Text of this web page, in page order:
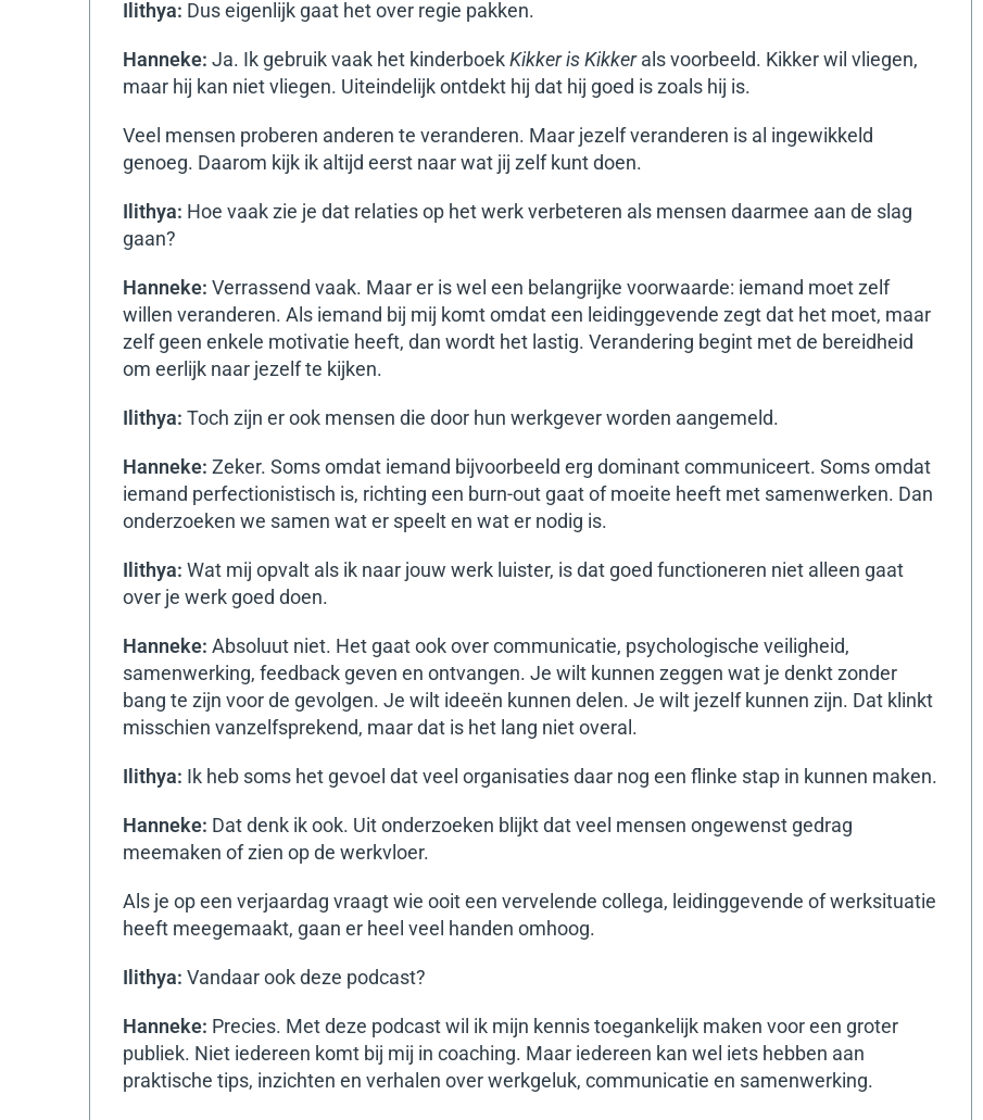
Ilithya: Dus eigenlijk gaat het over regie pakken.
Hanneke: Ja. Ik gebruik vaak het kinderboekKikker is Kikkerals voorbeeld. Kikker wil vliegen,
maar hij kan niet vliegen. Uiteindelijk ontdekt hij dat hij goed is zoals hij is.
Veel mensen proberen anderen te veranderen. Maar jezelf veranderen is al ingewikkeld
genoeg. Daarom kijk ik altijd eerst naar wat jij zelf kunt doen.
Ilithya: Hoe vaak zie je dat relaties op het werk verbeteren als mensen daarmee aan de slag
gaan?
Hanneke: Verrassend vaak. Maar er is wel een belangrijke voorwaarde: iemand moet zelf
willen veranderen. Als iemand bij mij komt omdat een leidinggevende zegt dat het moet, maar
zelf geen enkele motivatie heeft, dan wordt het lastig. Verandering begint met de bereidheid
om eerlijk naar jezelf te kijken.
Ilithya: Toch zijn er ook mensen die door hun werkgever worden aangemeld.
Hanneke: Zeker. Soms omdat iemand bijvoorbeeld erg dominant communiceert. Soms omdat
iemand perfectionistisch is, richting een burn-out gaat of moeite heeft met samenwerken. Dan
onderzoeken we samen wat er speelt en wat er nodig is.
Ilithya: Wat mij opvalt als ik naar jouw werk luister, is dat goed functioneren niet alleen gaat
over je werk goed doen.
Hanneke: Absoluut niet. Het gaat ook over communicatie, psychologische veiligheid,
samenwerking, feedback geven en ontvangen. Je wilt kunnen zeggen wat je denkt zonder
bang te zijn voor de gevolgen. Je wilt ideeën kunnen delen. Je wilt jezelf kunnen zijn. Dat klinkt
misschien vanzelfsprekend, maar dat is het lang niet overal.
Ilithya: Ik heb soms het gevoel dat veel organisaties daar nog een flinke stap in kunnen maken.
Hanneke: Dat denk ik ook. Uit onderzoeken blijkt dat veel mensen ongewenst gedrag
meemaken of zien op de werkvloer.
Als je op een verjaardag vraagt wie ooit een vervelende collega, leidinggevende of werksituatie
heeft meegemaakt, gaan er heel veel handen omhoog.
Ilithya: Vandaar ook deze podcast?
Hanneke: Precies. Met deze podcast wil ik mijn kennis toegankelijk maken voor een groter
publiek. Niet iedereen komt bij mij in coaching. Maar iedereen kan wel iets hebben aan
praktische tips, inzichten en verhalen over werkgeluk, communicatie en samenwerking.